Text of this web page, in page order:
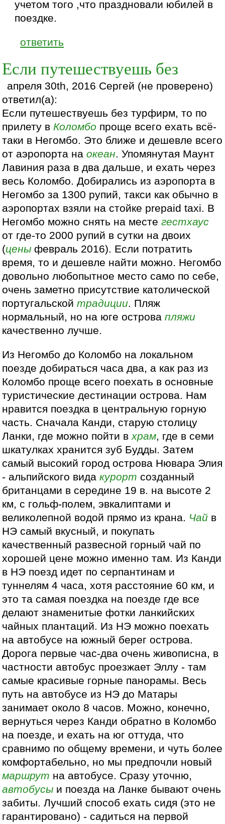
учетом того ,что праздновали юбилей в
поездке.
ответить
Если путешествуешь без
апреля 30th, 2016 Сергей (не проверено)
ответил(а):
Если путешествуешь без турфирм, то по
прилету вКоломбо проще всего ехать всё-
таки в Негомбо. Это ближе и дешевле всего
от аэропорта наокеан. Упомянутая Маунт
Лавиния раза в два дальше, и ехать через
весь Коломбо. Добирались из аэропорта в
Негомбо за 1300 рупий, такси как обычно в
аэропортах взяли на стойке prepaid taxi. В
Негомбо можно снять на местегестхаус
от где-то 2000 рупий в сутки на двоих
(цены февраль 2016). Если потратить
время, то и дешевле найти можно. Негомбо
довольно любопытное место само по себе,
очень заметно присутствие католической
португальскойтрадиции. Пляж
нормальный, но на юге островапляжи
качественно лучше.
Из Негомбо до Коломбо на локальном
поезде добираться часа два, а как раз из
Коломбо проще всего поехать в основные
туристические дестинации острова. Нам
нравится поездка в центральную горную
часть. Сначала Канди, старую столицу
Ланки, где можно пойти вхрам, где в семи
шкатулках хранится зуб Будды. Затем
самый высокий город острова Нювара Элия
- альпийского видакурорт созданный
британцами в середине 19 в. на высоте 2
км, с гольф-полем, эвкалиптами и
великолепной водой прямо из крана. Чай в
НЭ самый вкусный, и покупать
качественный развесной горный чай по
хорошей цене можно именно там. Из Канди
в НЭ поезд идет по серпантинам и
туннелям 4 часа, хотя расстояние 60 км, и
это та самая поездка на поезде где все
делают знаменитые фотки ланкийских
чайных плантаций. Из НЭ можно поехать
на автобусе на южный берег острова.
Дорога первые час-два очень живописна, в
частности автобус проезжает Эллу - там
самые красивые горные панорамы. Весь
путь на автобусе из НЭ до Матары
занимает около 8 часов. Можно, конечно,
вернуться через Канди обратно в Коломбо
на поезде, и ехать на юг оттуда, что
сравнимо по общему времени, и чуть более
комфортабельно, но мы предпочли новый
маршрут на автобусе. Сразу уточню,
автобусы и поезда на Ланке бывают очень
забиты. Лучший способ ехать сидя (это не
гарантировано) - садиться на первой